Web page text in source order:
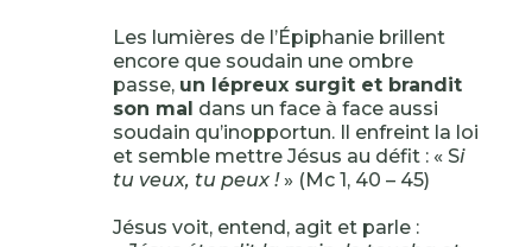
Les lumières de l’Épiphanie brillent
encore que soudain une ombre
passe, un lépreux surgit et brandit
son mal dans un face à face aussi
soudain qu’inopportun. Il enfreint la loi
et semble mettre Jésus au défit : « Si
tu veux, tu peux !» (Mc 1, 40 – 45)
Jésus voit, entend, agit et parle :